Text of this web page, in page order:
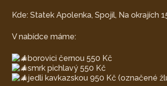
Kde: Statek Apolenka, Spojil, Na okrajích
V nabídce máme:
borovici černou 550 Kč
smrk pichlavý 550 Kč
jedli kavkazskou 950 Kč (označené